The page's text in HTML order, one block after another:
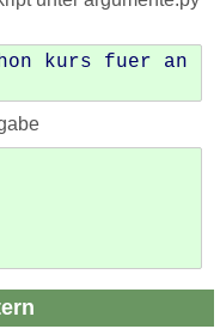
kurs fuer an